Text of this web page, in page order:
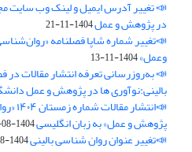
📣 تغییر آدرس ایمیل و لینک وب‌ سایت
در پژوهش و عمل1404-11-21
📣تغییر شماره شاپا فصلنامه
وعمل»1404-11-13
📣 به‌روزرسانی تعرفه انتشار مقالات
بالینی:نوآوری ها در پژوهش و عمل
پژوهش و عمل» به زبان انگلیسی1404-08-21
📣تغییر عنوان روان شناسی بالینی1404-08-21